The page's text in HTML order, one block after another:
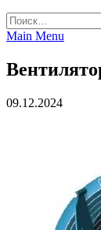
Найти:
Main Menu
09.12.2024